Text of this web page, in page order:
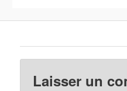
Laisser un